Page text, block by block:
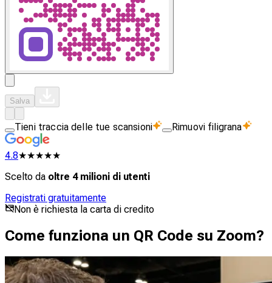
Salva
Tieni traccia delle tue scansioni Rimuovi filigrana
4.8★★★★★
Scelto da oltre 4 milioni di utenti
Registrati gratuitamente
Non è richiesta la carta di credito
Come funziona un QR Code su Zoom?